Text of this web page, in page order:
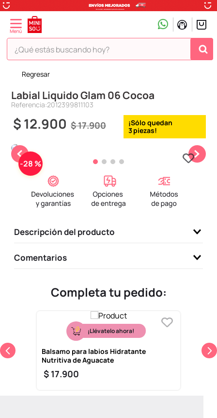
¿Qué estás buscando hoy?
Regresar
Labial Liquido Glam 06 Cocoa
Referencia:2012399811103
$17.900
$12.900 3
-28 %
Descripción del producto
Comentarios
Completa tu pedido:
¡Llévatelo ahora!
Balsamo para labios Hidratante
Nutritiva de Aguacate
$ 17.900
TÉRMINOS MÁS BUSCADOS
1 .
peluche
2.
hello kitty
3.
snoopy
4.
5.
termo
toy story
disney
9.
one piece